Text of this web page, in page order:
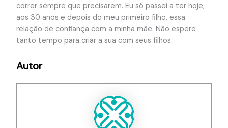
correr sempre que precisarem. Eu só passei a ter hoje,
aos 30 anos e depois do meu primeiro filho, essa
relação de confiança com a minha mãe. Não espere
tanto tempo para criar a sua com seus filhos.
Autor